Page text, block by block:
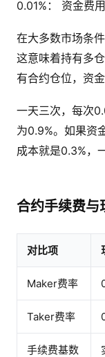
0.01%： 资金费
在大多数市场条
这意味着持有多
有合约仓位，资
一天三次，每次
为0.9%。如果资
成本就是0.3%，
合约手续费与
对比项
Maker费率
Taker费率
手续费基数